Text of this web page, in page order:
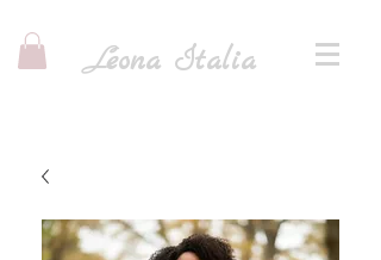
Leona Italia